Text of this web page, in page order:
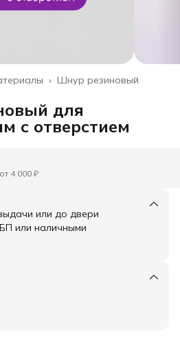
Шнур резиновый
›
для
с отверстием
4 000 ₽
или до двери
или наличными